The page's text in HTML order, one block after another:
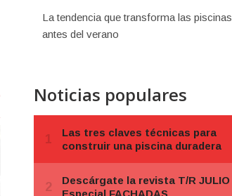
La tendencia que transforma las piscinas
antes del verano
Noticias populares